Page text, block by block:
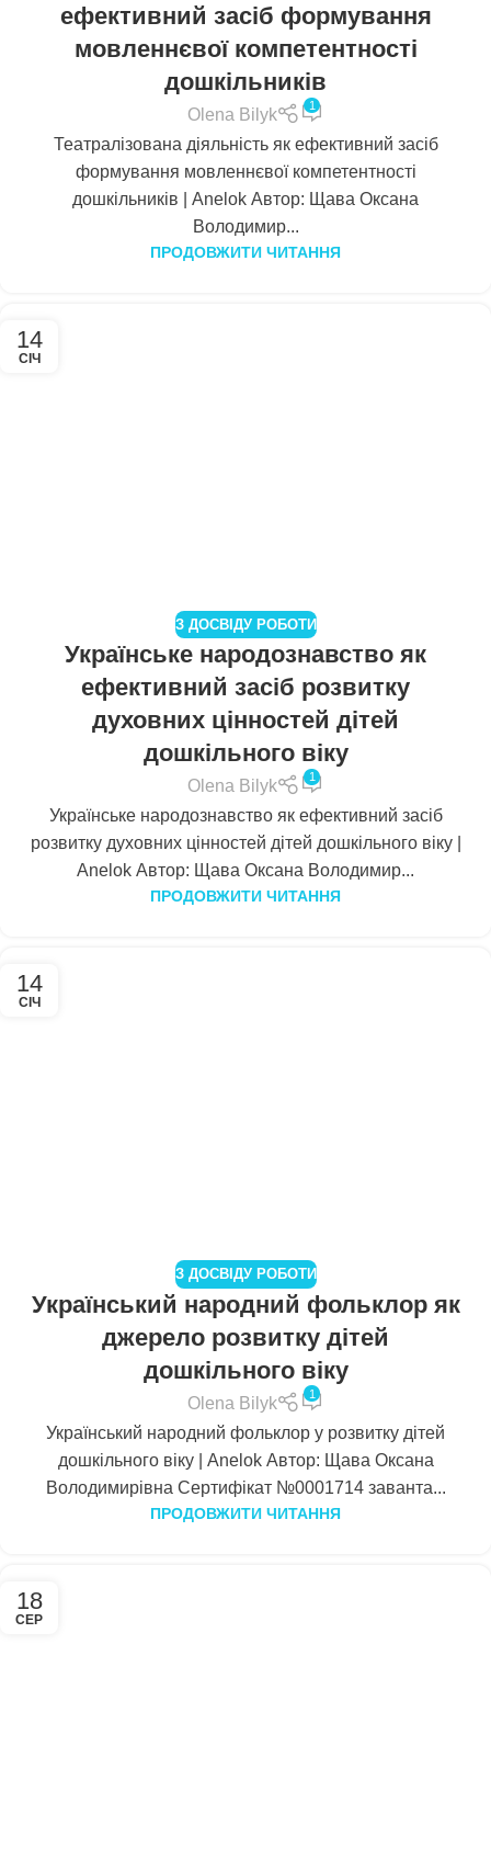
ефективний засіб формування
мовленнєвої компетентності
дошкільників
Olena Bilyk
1
Театралізована діяльність як ефективний засіб
формування мовленнєвої компетентності
дошкільників | Anelok Автор: Щава Оксана
Володимир...
ПРОДОВЖИТИ ЧИТАННЯ
14
СІЧ
З ДОСВІДУ РОБОТИ
Українське народознавство як
ефективний засіб розвитку
духовних цінностей дітей
дошкільного віку
Olena Bilyk
1
Українське народознавство як ефективний засіб
розвитку духовних цінностей дітей дошкільного віку |
Anelok Автор: Щава Оксана Володимир...
ПРОДОВЖИТИ ЧИТАННЯ
14
СІЧ
З ДОСВІДУ РОБОТИ
Український народний фольклор як
джерело розвитку дітей
дошкільного віку
Olena Bilyk
1
Український народний фольклор у розвитку дітей
дошкільного віку | Anelok Автор: Щава Оксана
Володимирівна Сертифікат №0001714 заванта...
ПРОДОВЖИТИ ЧИТАННЯ
18
СЕР